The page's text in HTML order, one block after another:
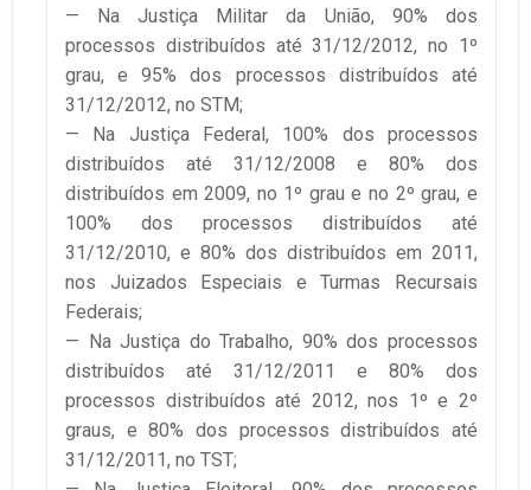
— Na Justiça Militar da União, 90% dos
processos distribuídos até 31/12/2012, no 1º
grau, e 95% dos processos distribuídos até
31/12/2012, no STM;
— Na Justiça Federal, 100% dos processos
distribuídos até 31/12/2008 e 80% dos
distribuídos em 2009, no 1º grau e no 2º grau, e
100% dos processos distribuídos até
31/12/2010, e 80% dos distribuídos em 2011,
nos Juizados Especiais e Turmas Recursais
Federais;
— Na Justiça do Trabalho, 90% dos processos
distribuídos até 31/12/2011 e 80% dos
processos distribuídos até 2012, nos 1º e 2º
graus, e 80% dos processos distribuídos até
31/12/2011, no TST;